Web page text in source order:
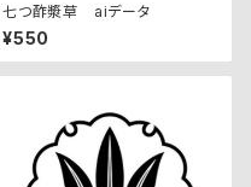
七つ酢漿草 aiデータ
¥550